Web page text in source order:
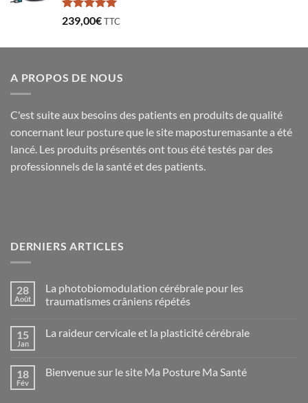
Note5.00
sur 5
239,00€TTC
A PROPOS DE NOUS
C'est suite aux besoins des patients en produits de qualité
concernant leur posture que le site maposturemasante a été
lancé. Les produits présentés ont tous été testés par des
professionnels de la santé et des patients.
DERNIERS ARTICLES
28
Août
La photobiomodulation cérébrale pour les
traumatismes crâniens répétés
sur
pour
les
15
Jan
La raideur cervicale et la plasticité cérébrale
La
18
Fév
Bienvenue sur le site Ma Posture Ma Santé